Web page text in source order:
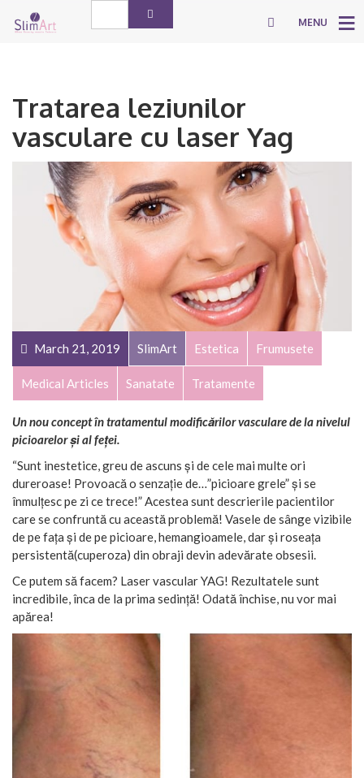
MENU
Tratarea leziunilor
vasculare cu laser Yag
March 21, 2019 SlimArt Estetica Frumusete
Medical Articles Sanatate Tratamente
Un nou concept în tratamentul modificărilor vasculare de la nivelul
picioarelor și al feței.
“Sunt inestetice, greu de ascuns și de cele mai multe ori
dureroase! Provoacă o senzație de…”picioare grele” și se
înmulțesc pe zi ce trece!” Acestea sunt descrierile pacientilor
care se confruntă cu această problemă! Vasele de sânge vizibile
de pe fața și de pe picioare, hemangioamele, dar și roseața
persistentă(cuperoza) din obraji devin adevărate obsesii.
Ce putem să facem? Laser vascular YAG! Rezultatele sunt
incredibile, înca de la prima sedință! Odată închise, nu vor mai
apărea!